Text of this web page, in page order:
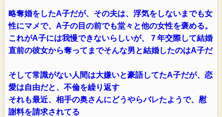
略奪婚をしたA子だが、その夫は、浮気をしないまでも女
性にマメで、A子の目の前でも堂々と他の女性を褒める。
これがA子には我慢できないらしいが、７年交際して結婚
直前の彼女から奪ってまでそんな男と結婚したのはA子だ
そして常識がない人間は大嫌いと豪語してたA子だが、恋
愛は自由だと、不倫を繰り返す
それも最近、相手の奥さんにどうやらバレたようで、慰
謝料を請求されてる